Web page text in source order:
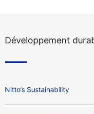
Développement
Nitto’s Sustainability